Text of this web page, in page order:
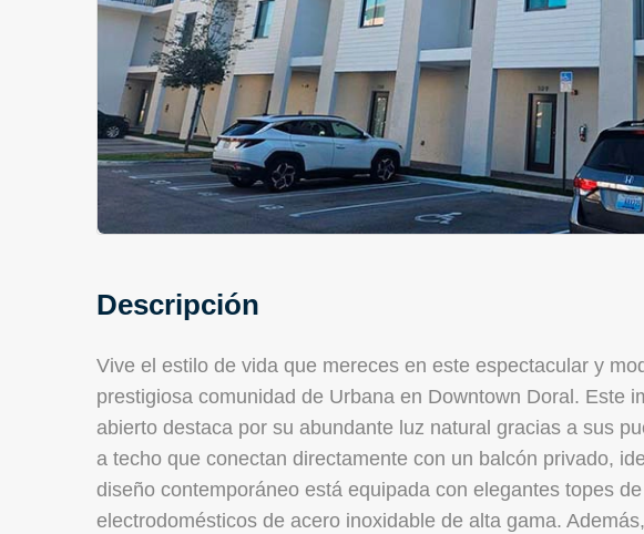
Descripción
Vive el estilo de vida que mereces en este espectacular y
prestigiosa comunidad de Urbana en Downtown Doral. Este
abierto destaca por su abundante luz natural gracias a sus
a techo que conectan directamente con un balcón privado,
diseño contemporáneo está equipada con elegantes topes
electrodomésticos de acero inoxidable de alta gama.